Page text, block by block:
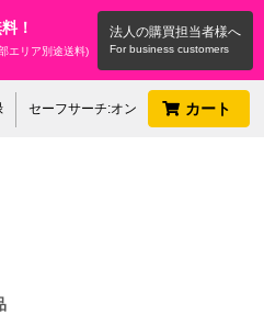
法人の購買担当者様へ
！
エリア別途送料)
セーフサーチ:オン カート